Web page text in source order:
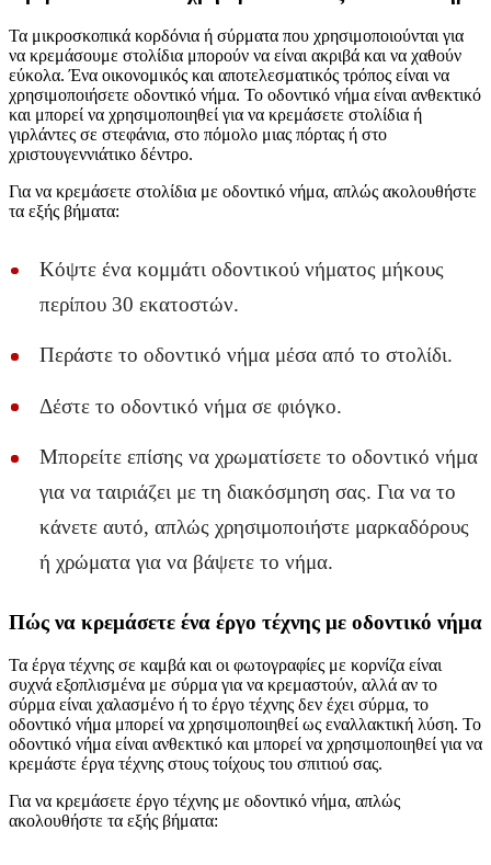
Τα μικροσκοπικά κορδόνια ή σύρματα που χρησιμοποιούνται για
να κρεμάσουμε στολίδια μπορούν να είναι ακριβά και να χαθούν
εύκολα. Ένα οικονομικός και αποτελεσματικός τρόπος είναι να
χρησιμοποιήσετε οδοντικό νήμα. Το οδοντικό νήμα είναι ανθεκτικό
και μπορεί να χρησιμοποιηθεί για να κρεμάσετε στολίδια ή
γιρλάντες σε στεφάνια, στο πόμολο μιας πόρτας ή στο
χριστουγεννιάτικο δέντρο.
Για να κρεμάσετε στολίδια με οδοντικό νήμα, απλώς ακολουθήστε
τα εξής βήματα:
Κόψτε ένα κομμάτι οδοντικού νήματος μήκους
περίπου 30 εκατοστών.
Περάστε το οδοντικό νήμα μέσα από το στολίδι.
Δέστε το οδοντικό νήμα σε φιόγκο.
Μπορείτε επίσης να χρωματίσετε το οδοντικό νήμα
για να ταιριάζει με τη διακόσμηση σας. Για να το
κάνετε αυτό, απλώς χρησιμοποιήστε μαρκαδόρους
ή χρώματα για να βάψετε το νήμα.
Πώς να κρεμάσετε ένα έργο τέχνης με οδοντικό νήμα
Τα έργα τέχνης σε καμβά και οι φωτογραφίες με κορνίζα είναι
συχνά εξοπλισμένα με σύρμα για να κρεμαστούν, αλλά αν το
σύρμα είναι χαλασμένο ή το έργο τέχνης δεν έχει σύρμα, το
οδοντικό νήμα μπορεί να χρησιμοποιηθεί ως εναλλακτική λύση. Το
οδοντικό νήμα είναι ανθεκτικό και μπορεί να χρησιμοποιηθεί για να
κρεμάστε έργα τέχνης στους τοίχους του σπιτιού σας.
Για να κρεμάσετε έργο τέχνης με οδοντικό νήμα, απλώς
ακολουθήστε τα εξής βήματα: